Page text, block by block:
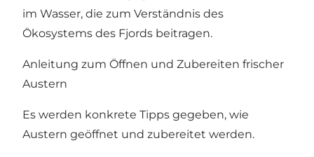
im Wasser, die zum Verständnis des
Ökosystems des Fjords beitragen.
Anleitung zum Öffnen und Zubereiten frischer
Austern
Es werden konkrete Tipps gegeben, wie
Austern geöffnet und zubereitet werden.